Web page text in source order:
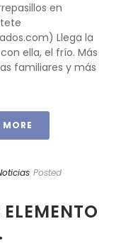
en
Llega la
ella, el frío. Más
familiares y más
MORE
Posted